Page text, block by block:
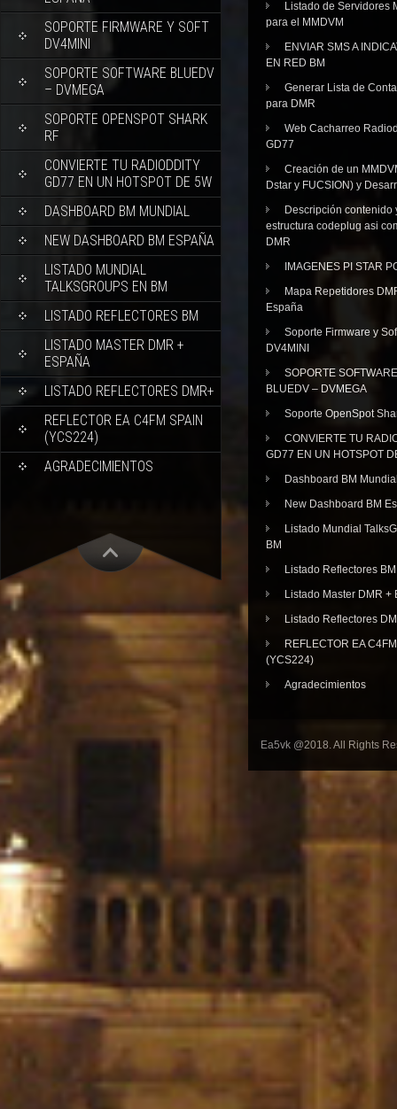
SOPORTE FIRMWARE Y SOFT
DV4MINI
SOPORTE SOFTWARE BLUEDV
– DVMEGA
SOPORTE OPENSPOT SHARK
RF
CONVIERTE TU RADIODDITY
GD77 EN UN HOTSPOT DE 5W
DASHBOARD BM MUNDIAL
NEW DASHBOARD BM ESPAÑA
LISTADO MUNDIAL
TALKSGROUPS EN BM
LISTADO REFLECTORES BM
LISTADO MASTER DMR +
ESPAÑA
LISTADO REFLECTORES DMR+
REFLECTOR EA C4FM SPAIN
(YCS224)
AGRADECIMIENTOS
Listado de Servidores
para el MMDVM
ENVIAR SMS A
EN RED BM
Generar Lista de
para DMR
Web Cacharreo
GD77
Creación de un
Dstar y FUCSION) y
Descripción contenido
estructura codeplug asi
DMR
IMAGENES PI STAR
Mapa Repetidores
España
Soporte Firmware y
DV4MINI
SOPORTE SOFTWARE
BLUEDV – DVMEGA
Soporte OpenSpot
CONVIERTE TU
GD77 EN UN HOTSPOT
Dashboard BM
New Dashboard BM
Listado Mundial
BM
Listado Reflectores BM
Listado Master DMR +
Listado Reflectores
REFLECTOR EA
(YCS224)
Agradecimientos
Ea5vk @2018. All Rights